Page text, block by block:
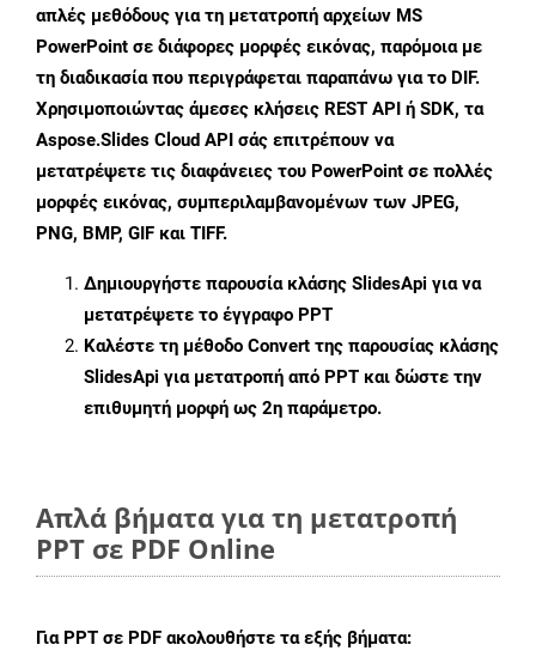
απλές μεθόδους για τη μετατροπή αρχείων MS
PowerPoint σε διάφορες μορφές εικόνας, παρόμοια με
τη διαδικασία που περιγράφεται παραπάνω για το DIF.
Χρησιμοποιώντας άμεσες κλήσεις REST API ή SDK, τα
Aspose.Slides Cloud API σάς επιτρέπουν να
μετατρέψετε τις διαφάνειες του PowerPoint σε πολλές
μορφές εικόνας, συμπεριλαμβανομένων των JPEG,
PNG, BMP, GIF και TIFF.
Δημιουργήστε παρουσία κλάσης SlidesApi για να
μετατρέψετε το έγγραφο PPT
Καλέστε τη μέθοδο Convert της παρουσίας κλάσης
SlidesApi για μετατροπή από PPT και δώστε την
επιθυμητή μορφή ως 2η παράμετρο.
Απλά βήματα για τη μετατροπή
PPT σε PDF Online
Για PPT σε PDF ακολουθήστε τα εξής βήματα: